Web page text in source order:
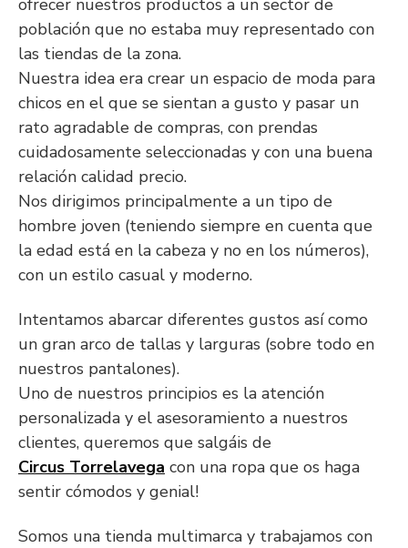
ofrecer nuestros productos a un sector de
población que no estaba muy representado con
las tiendas de la zona.
Nuestra idea era crear un espacio de moda para
chicos en el que se sientan a gusto y pasar un
rato agradable de compras, con prendas
cuidadosamente seleccionadas y con una buena
relación calidad precio.
Nos dirigimos principalmente a un tipo de
hombre joven (teniendo siempre en cuenta que
la edad está en la cabeza y no en los números),
con un estilo casual y moderno.
Intentamos abarcar diferentes gustos así como
un gran arco de tallas y larguras (sobre todo en
nuestros pantalones).
Uno de nuestros principios es la atención
personalizada y el asesoramiento a nuestros
clientes, queremos que salgáis de
Circus Torrelavega con una ropa que os haga
sentir cómodos y genial!
Somos una tienda multimarca y trabajamos con